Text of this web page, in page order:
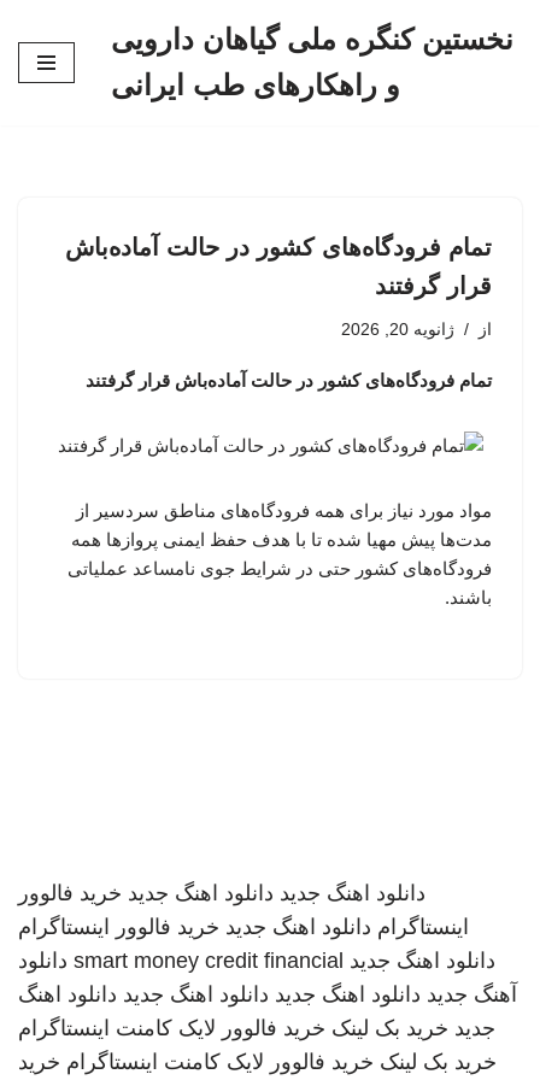
نخستین کنگره ملی گیاهان دارویی
و راهکارهای طب ایرانی
تمام فرودگاه‌های کشور در حالت آماده‌باش
قرار گرفتند
از ژانویه 20, 2026
تمام فرودگاه‌های کشور در حالت آماده‌باش قرار گرفتند
مواد مورد نیاز برای همه فرودگاه‌های مناطق سردسیر از
مدت‌ها پیش مهیا شده تا با هدف حفظ ایمنی پروازها همه
فرودگاه‌های کشور حتی در شرایط جوی نامساعد عملیاتی
باشند.
دانلود اهنگ جدید دانلود اهنگ جدید خرید فالوور
اینستاگرام دانلود اهنگ جدید خرید فالوور اینستاگرام
دانلود اهنگ جدید smart money credit financial دانلود
آهنگ جدید دانلود اهنگ جدید دانلود اهنگ جدید دانلود اهنگ
جدید خرید بک لینک خرید فالوور لایک کامنت اینستاگرام
خرید بک لینک خرید فالوور لایک کامنت اینستاگرام خرید